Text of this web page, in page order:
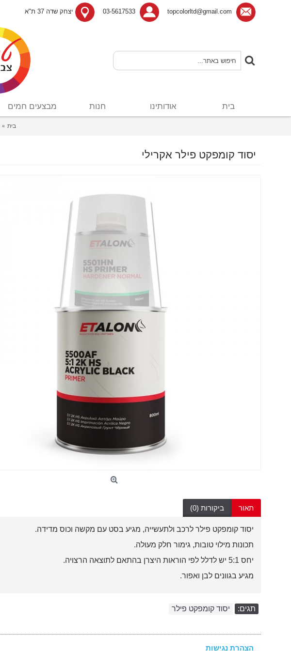
topcolorltd@gmail.com
03-5617533 יצחק שדה 37 ת"א
בית אודותינו חנות מבצעים חמים
בית
יסוד קומפקט פילר אקרילי
תאור ביקורות (0)
יסוד קומפקט פילר לרכב ולתעשייה, מגיע בסט עם מקשה וכוס מדידה.
תכונות מילוי טובות, גימור חלק מעולה.
יחס 5:1 יש לדלל לפי הוראות היצרן בהתאם לתוצאה הרצויה.
מגיע בגוונים לבן ואפור.
תגים: יסוד קומפקט פילר
הצהרת נגישות